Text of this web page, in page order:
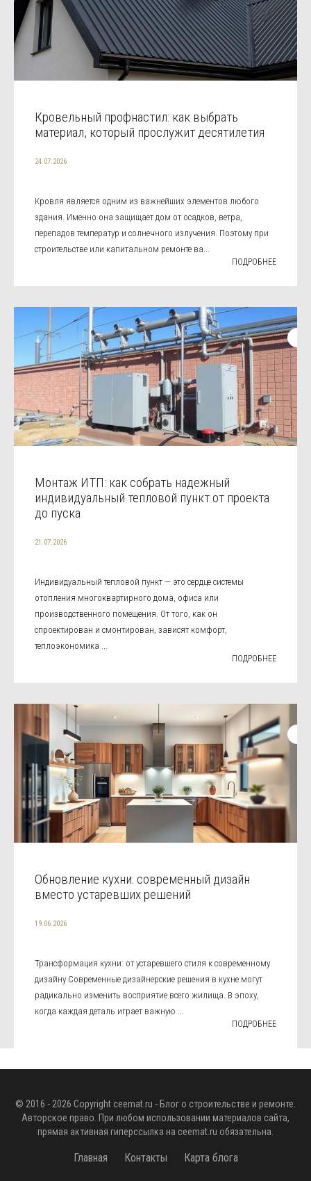
Кровельный профнастил: как выбрать
материал, который прослужит десятилетия
24.07.2026
Кровля является одним из важнейших элементов любого
здания. Именно она защищает дом от осадков, ветра,
перепадов температур и солнечного излучения. Поэтому при
строительстве или капитальном ремонте ва...
ПОДРОБНЕЕ
Монтаж ИТП: как собрать надежный
индивидуальный тепловой пункт от проекта
до пуска
21.07.2026
Индивидуальный тепловой пункт — это сердце системы
отопления многоквартирного дома, офиса или
производственного помещения. От того, как он
спроектирован и смонтирован, зависят комфорт,
теплоэкономика ...
ПОДРОБНЕЕ
Обновление кухни: современный дизайн
вместо устаревших решений
19.06.2026
Трансформация кухни: от устаревшего стиля к современному
дизайну Современные дизайнерские решения в кухне могут
радикально изменить восприятие всего жилища. В эпоху,
когда каждая деталь играет важную ...
ПОДРОБНЕЕ
© 2016 - 2026 Copyright ceemat.ru - Блог о строительстве и ремонте.
Авторское право. При любом использовании материалов сайта,
прямая активная гиперссылка на ceemat.ru обязательна.
Главная Контакты Карта блога